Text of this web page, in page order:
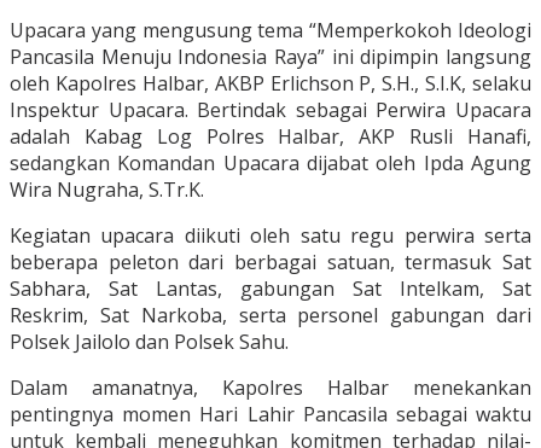
Upacara yang mengusung tema “Memperkokoh Ideologi
Pancasila Menuju Indonesia Raya” ini dipimpin langsung
oleh Kapolres Halbar, AKBP Erlichson P, S.H., S.I.K, selaku
Inspektur Upacara. Bertindak sebagai Perwira Upacara
adalah Kabag Log Polres Halbar, AKP Rusli Hanafi,
sedangkan Komandan Upacara dijabat oleh Ipda Agung
Wira Nugraha, S.Tr.K.
Kegiatan upacara diikuti oleh satu regu perwira serta
beberapa peleton dari berbagai satuan, termasuk Sat
Sabhara, Sat Lantas, gabungan Sat Intelkam, Sat
Reskrim, Sat Narkoba, serta personel gabungan dari
Polsek Jailolo dan Polsek Sahu.
Dalam amanatnya, Kapolres Halbar menekankan
pentingnya momen Hari Lahir Pancasila sebagai waktu
untuk kembali meneguhkan komitmen terhadap nilai-